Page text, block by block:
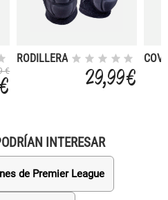
€
RODILLERA
29,99 €
INTERESAR
de Premier League